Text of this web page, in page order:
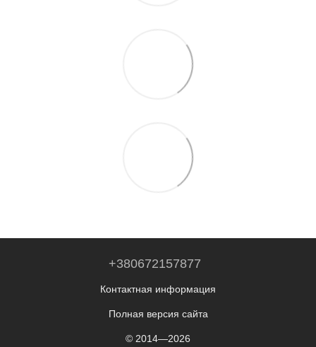
+380672157877
Контактная информация
Полная версия сайта
© 2014—2026